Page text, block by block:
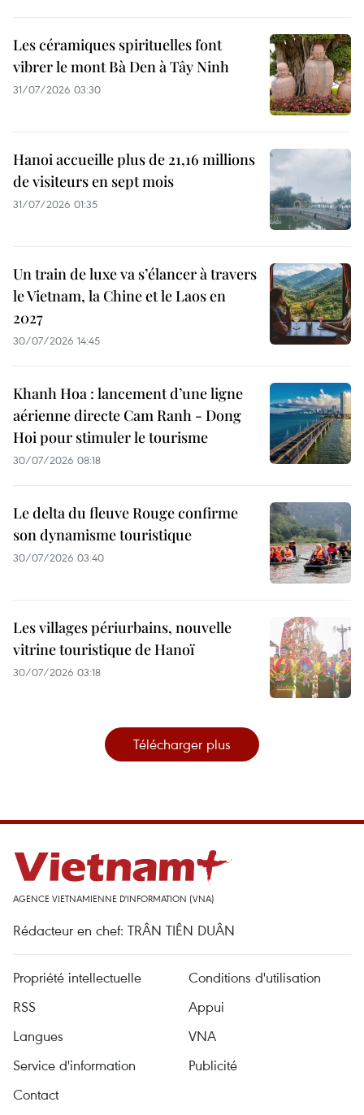
Les céramiques spirituelles font
vibrer le mont Bà Den à Tây Ninh
31/07/2026 03:30
Hanoi accueille plus de 21,16 millions
de visiteurs en sept mois ​
31/07/2026 01:35
Un train de luxe va s’élancer à travers
le Vietnam, la Chine et le Laos en
2027
30/07/2026 14:45
Khanh Hoa : lancement d’une ligne
aérienne directe Cam Ranh - Dong
Hoi pour stimuler le tourisme
30/07/2026 08:18
Le delta du fleuve Rouge confirme
son dynamisme touristique
30/07/2026 03:40
Les villages périurbains, nouvelle
vitrine touristique de Hanoï
30/07/2026 03:18
Télécharger plus
AGENCE VIETNAMIENNE D'INFORMATION (VNA)
Rédacteur en chef: TRÂN TIÊN DUÂN
Propriété intellectuelle
Conditions d'utilisation
RSS
Appui
Langues
VNA
Service d'information
Publicité
Contact